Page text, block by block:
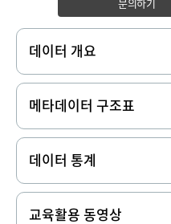
문의하기
데이터 개요
메타데이터 구조표
데이터 통계
교육활용 동영상